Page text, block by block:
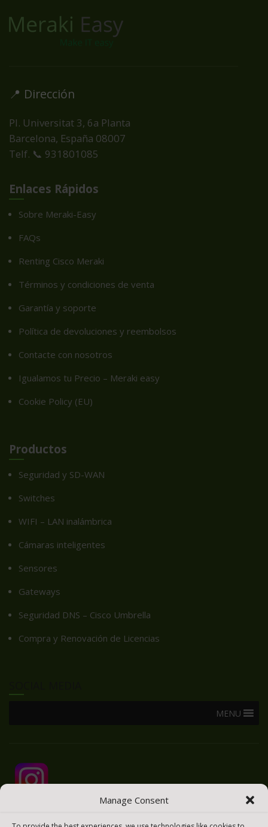
Manage Consent
📍 Dirección
Pl. Universitat 3, 6a Planta
Barcelona, España 08007
Telf. 📞 931801085
Enlaces Rápidos
Sobre Meraki-Easy
FAQs
Renting Cisco Meraki
Términos y condiciones de venta
Garantía y soporte
Política de devoluciones y reembolsos
Contacte con nosotros
Igualamos tu Precio – Meraki easy
Cookie Policy (EU)
Productos
Seguridad y SD-WAN
Switches
WIFI – LAN inalámbrica
Cámaras inteligentes
Sensores
Gateways
Seguridad DNS – Cisco Umbrella
Compra y Renovación de Licencias
MENU